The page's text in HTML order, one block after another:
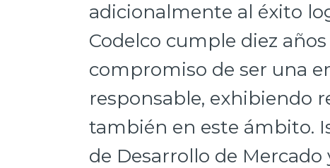
adicionalmente al éxito
Codelco cumple diez
compromiso de ser una
responsable, exhibiendo
también en este ámbito.
de Desarrollo de